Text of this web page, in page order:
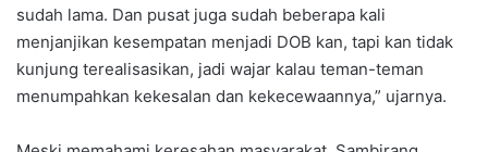
sudah lama. Dan pusat juga sudah beberapa kali
menjanjikan kesempatan menjadi DOB kan, tapi kan tidak
kunjung terealisasikan, jadi wajar kalau teman-teman
menumpahkan kekesalan dan kekecewaannya,” ujarnya.